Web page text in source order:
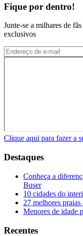
Fique por dentro!
Junte-se a milhares de
exclusivos
Clique aqui para fazer a
Destaques
Conheça a
Buser
10 cidades do
27 melhores
Menores de idade
Recentes